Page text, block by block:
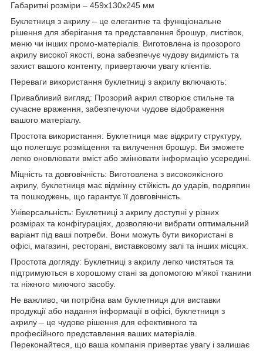
Габаритні розміри – 459х130х245 мм
Буклетниця з акрилу – це елегантне та функціональне
рішення для зберігання та представлення брошур, листівок,
меню чи інших промо-матеріалів. Виготовлена із прозорого
акрилу високої якості, вона забезпечує чудову видимість та
захист вашого контенту, привертаючи увагу клієнтів.
Переваги використання буклетниці з акрилу включають:
Привабливий вигляд: Прозорий акрил створює стильне та
сучасне враження, забезпечуючи чудове відображення
вашого матеріалу.
Простота використання: Буклетниця має відкриту структуру,
що полегшує розміщення та вилучення брошур. Ви зможете
легко оновлювати вміст або змінювати інформацію усередині.
Міцність та довговічність: Виготовлена з високоякісного
акрилу, буклетниця має відмінну стійкість до ударів, подряпин
та пошкоджень, що гарантує її довговічність.
Універсальність: Буклетниці з акрилу доступні у різних
розмірах та конфігураціях, дозволяючи вибрати оптимальний
варіант під ваші потреби. Вони можуть бути використані в
офісі, магазині, ресторані, виставковому залі та інших місцях.
Простота догляду: Буклетниці з акрилу легко чистяться та
підтримуються в хорошому стані за допомогою м'якої тканини
та ніжного миючого засобу.
Не важливо, чи потрібна вам буклетниця для виставки
продукції або надання інформації в офісі, буклетниця з
акрилу – це чудове рішення для ефективного та
професійного представлення ваших матеріалів.
Переконайтеся, що ваша компанія привертає увагу і залишає